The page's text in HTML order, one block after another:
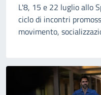
L'8, 15 e 22 luglio allo
ciclo di incontri
movimento,